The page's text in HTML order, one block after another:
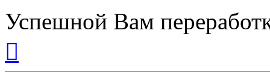
Успешной Вам
началу